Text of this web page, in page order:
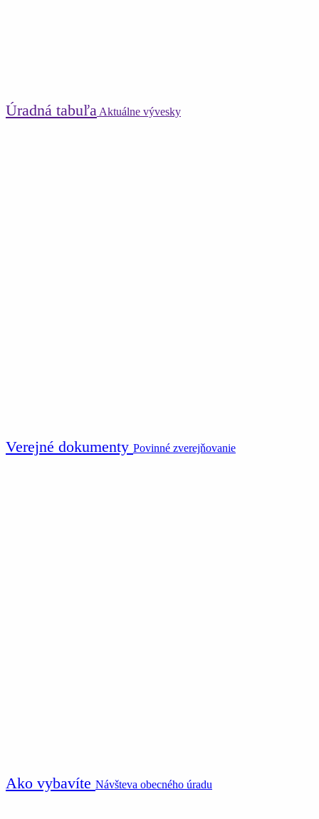
Úradná tabuľa Aktuálne vývesky
Verejné dokumenty Povinné zverejňovanie
Ako vybavíte Návšteva obecného úradu